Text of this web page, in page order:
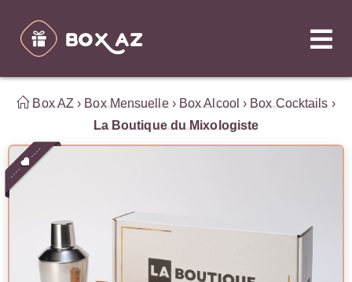
Box AZ › Box Mensuelle› Box Alcool › Box Cocktails ›
La Boutique du Mixologiste